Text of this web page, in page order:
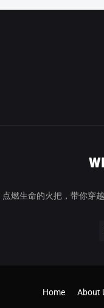
点燃生命的火把，带你穿
Home About